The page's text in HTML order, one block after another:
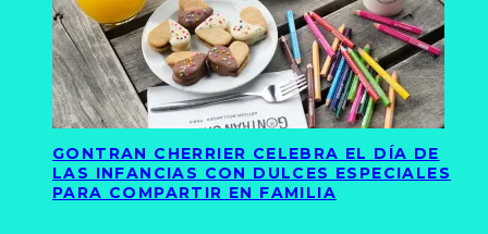
GONTRAN CHERRIER CELEBRA EL DÍA DE
LAS INFANCIAS CON DULCES ESPECIALES
PARA COMPARTIR EN FAMILIA